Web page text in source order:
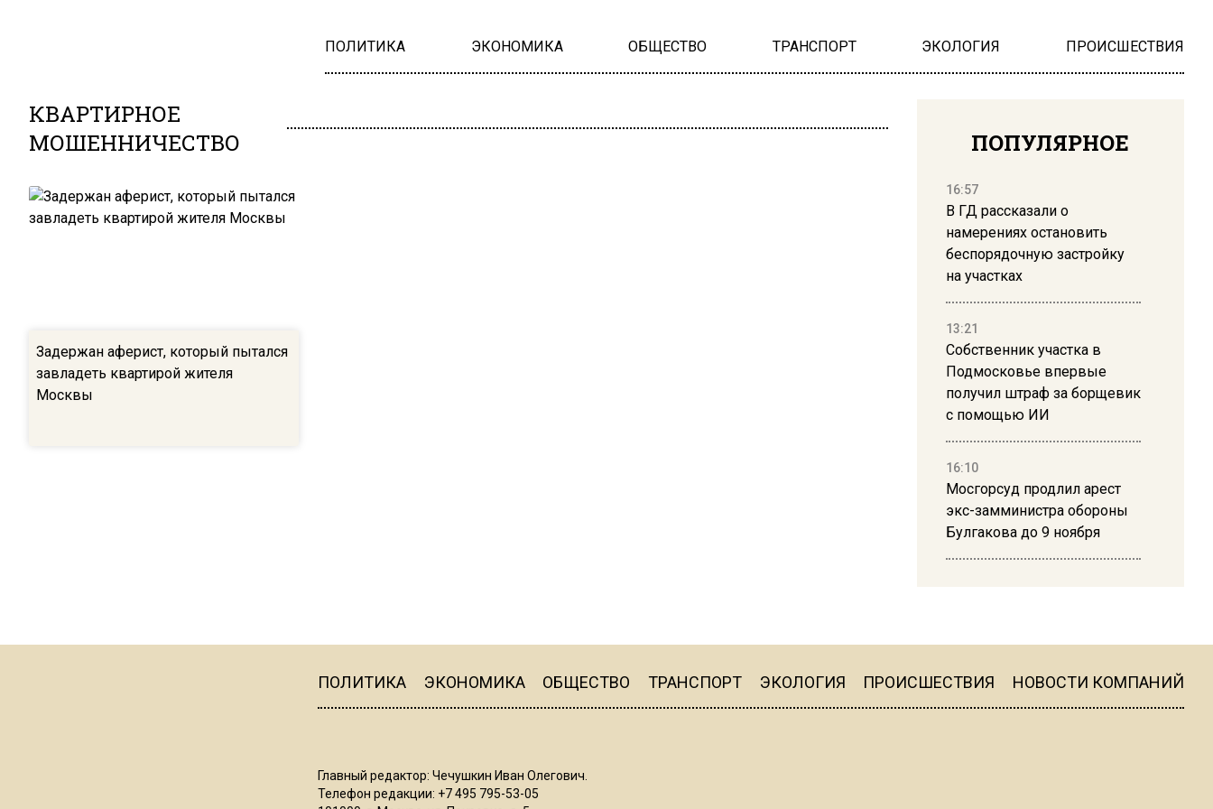
ПОЛИТИКА ЭКОНОМИКА ОБЩЕСТВО ТРАНСПОРТ ЭКОЛОГИЯ ПРОИСШЕСТВИЯ
КВАРТИРНОЕ
МОШЕННИЧЕСТВО
Задержан аферист, который пытался
завладеть квартирой жителя
Москвы
ПОПУЛЯРНОЕ
16:57
В ГД рассказали о
намерениях остановить
беспорядочную застройку
на участках
13:21
Собственник участка в
Подмосковье впервые
получил штраф за борщевик
с помощью ИИ
16:10
Мосгорсуд продлил арест
экс-замминистра обороны
Булгакова до 9 ноября
16:19
ПОЛИТИКА ЭКОНОМИКА ОБЩЕСТВО ТРАНСПОРТ ЭКОЛОГИЯ ПРОИСШЕСТВИЯ НОВОСТИ КОМПАНИЙ
Главный редактор: Чечушкин Иван Олегович.
Телефон редакции: +7 495 795-53-05